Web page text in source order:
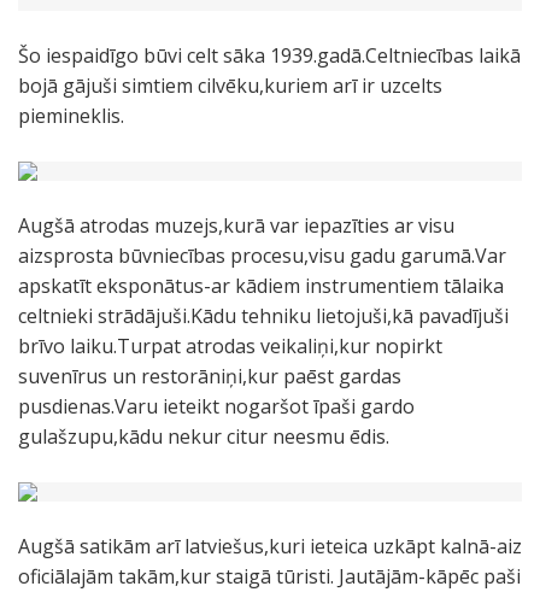
Šo iespaidīgo būvi celt sāka 1939.gadā.Celtniecības laikā
bojā gājuši simtiem cilvēku,kuriem arī ir uzcelts
piemineklis.
Augšā atrodas muzejs,kurā var iepazīties ar visu
aizsprosta būvniecības procesu,visu gadu garumā.Var
apskatīt eksponātus-ar kādiem instrumentiem tālaika
celtnieki strādājuši.Kādu tehniku lietojuši,kā pavadījuši
brīvo laiku.Turpat atrodas veikaliņi,kur nopirkt
suvenīrus un restorāniņi,kur paēst gardas
pusdienas.Varu ieteikt nogaršot īpaši gardo
gulašzupu,kādu nekur citur neesmu ēdis.
Augšā satikām arī latviešus,kuri ieteica uzkāpt kalnā-aiz
oficiālajām takām,kur staigā tūristi. Jautājām-kāpēc paši